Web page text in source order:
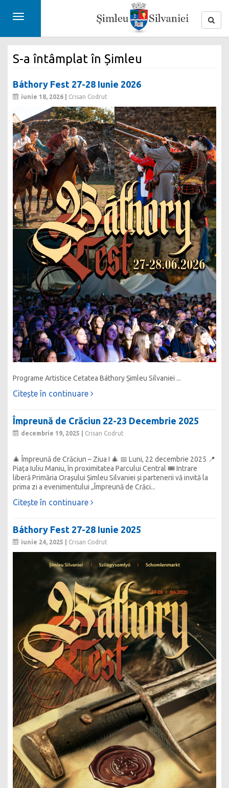
Toggle
S-a întâmplat în Șimleu
Báthory Fest 27-28 Iunie 2026
iunie 18, 2026 | Crisan Codrut
Programe Artistice Cetatea Báthory Șimleu Silvaniei ...
Citește în continuare
Împreună de Crăciun 22-23 Decembrie 2025
decembrie 19, 2025 | Crisan Codrut
🎄 Împreună de Crăciun – Ziua I 🎄 📅 Luni, 22 decembrie 2025 📍
Piața Iuliu Maniu, în proximitatea Parcului Central 🎟 Intrare
liberă Primăria Orașului Șimleu Silvaniei și partenerii vă invită la
prima zi a evenimentului „Împreună de Crăci...
Citește în continuare
Báthory Fest 27-28 Iunie 2025
iunie 24, 2025 | Crisan Codrut